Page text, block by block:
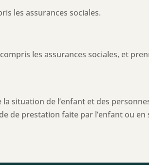
les assurances sociales.
les assurances sociales, et
situation de l’enfant et des
de prestation faite par l’enfant ou en